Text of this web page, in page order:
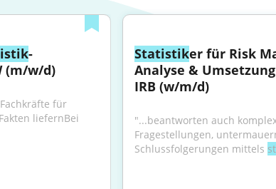
-
(m/w/d)
für
liefernBei
Statistiker für Risk
Analyse & Umsetzung
IRB (w/m/d)
"...beantworten auch
Fragestellungen,
Schlussfolgerungen mittels